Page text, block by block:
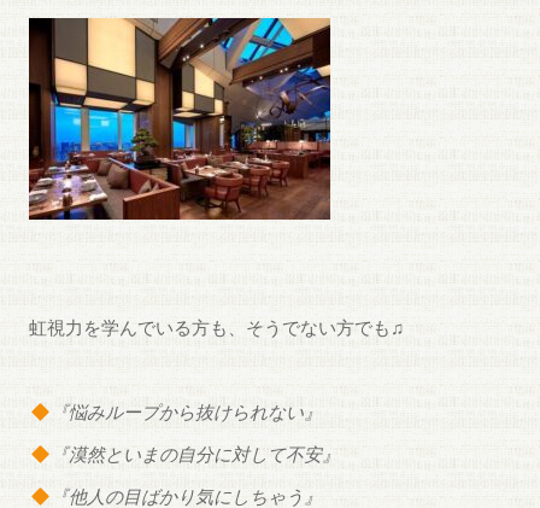
虹視力を学んでいる方も、そうでない方でも♫
『悩みループから抜けられない』
『漠然といまの自分に対して不安』
『他人の目ばかり気にしちゃう』